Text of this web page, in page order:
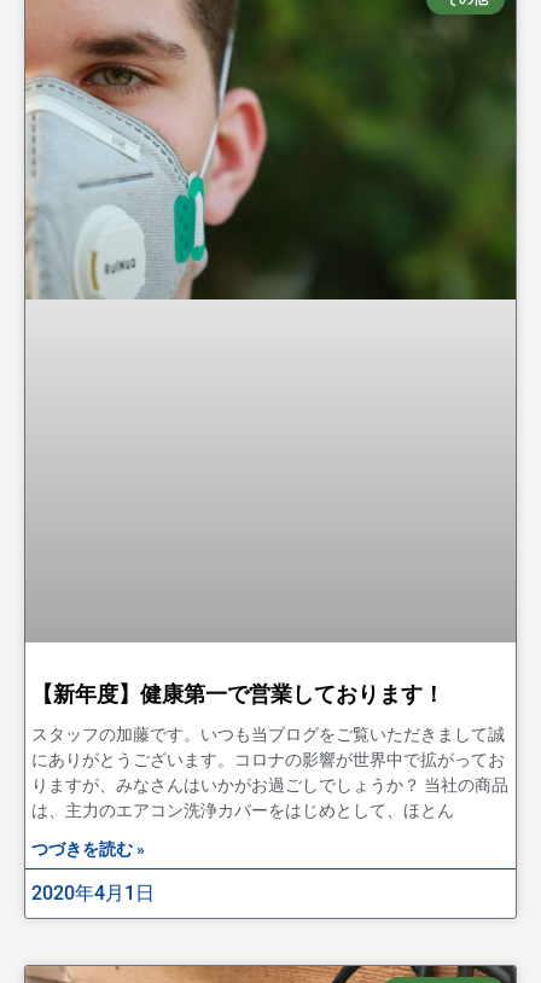
【新年度】健康第一で営業しております！
スタッフの加藤です。いつも当ブログをご覧いただきまして誠
にありがとうございます。コロナの影響が世界中で拡がってお
りますが、みなさんはいかがお過ごしでしょうか？ 当社の商品
は、主力のエアコン洗浄カバーをはじめとして、ほとん
つづきを読む »
2020年4月1日